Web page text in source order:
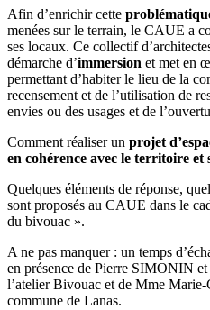
Afin d’enrichir cette
menées sur le terrain, le CAUE a
ses locaux. Ce collectif
démarche d’immersion et met en
permettant d’habiter le lieu de la
recensement et de l’utilisation de
envies ou des usages et de
Comment réaliser un projet
en cohérence avec le territoire et
Quelques éléments de réponse,
sont proposés au CAUE dans le
du bivouac ».
A ne pas manquer : un temps
en présence de Pierre SIMONIN
l’atelier Bivouac et de Mme
commune de Lanas.